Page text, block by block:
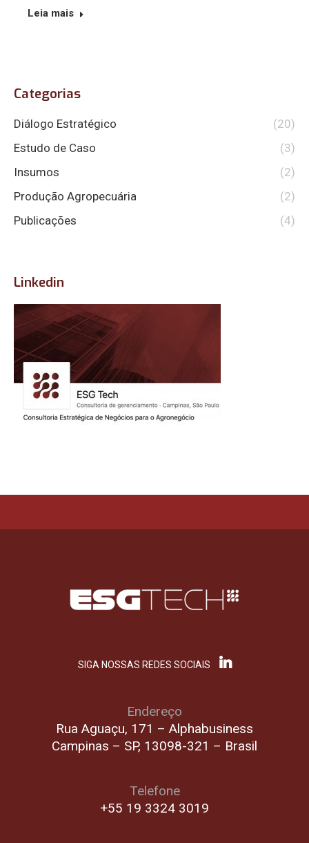
Leia mais
Categorias
Diálogo Estratégico
(20)
Estudo de Caso
(3)
Insumos
(2)
Produção Agropecuária
(2)
Publicações
(4)
Linkedin
SIGA NOSSAS REDES SOCIAIS
Endereço
Rua Aguaçu, 171 – Alphabusiness
Campinas – SP, 13098-321 – Brasil
Telefone
+55 19 3324 3019